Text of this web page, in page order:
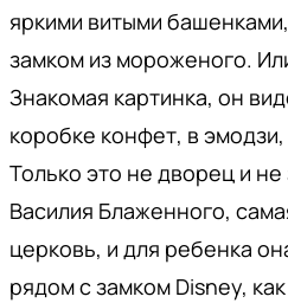
яркими витыми
замком из мороженого.
Знакомая картинка, он
коробке конфет, в
Только это не дворец и
Василия Блаженного,
церковь, и для ребенка
рядом с замком Disney,